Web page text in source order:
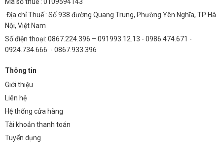
Địa chỉ Thuế : Số 938 đường Quang Trung, Phường Yên Nghĩa, TP Hà
Nội, Việt Nam
Số điện thoại: 0867.224.396 – 091993.12.13 - 0986.474.671 -
0924.734.666 - 0867.933.396
Thông tin
Giới thiệu
Liên hệ
Hệ thống cửa hàng
Tài khoản thanh toán
Tuyển dụng